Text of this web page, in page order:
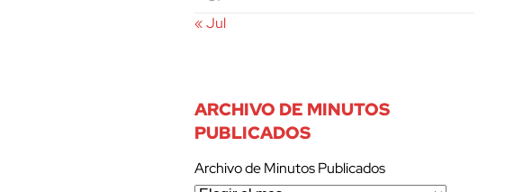
« Jul
ARCHIVO DE MINUTOS
PUBLICADOS
Archivo de Minutos Publicados